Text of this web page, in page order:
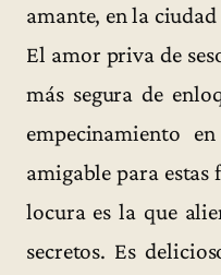
amante, en la
El amor priva de
más segura de
empecinamiento
amigable para estas
locura es la que
secretos. Es